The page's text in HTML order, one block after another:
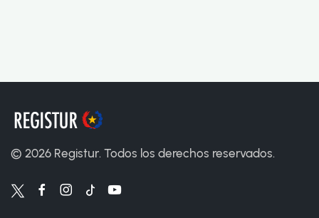
© 2026 Registur. Todos los derechos reservados.